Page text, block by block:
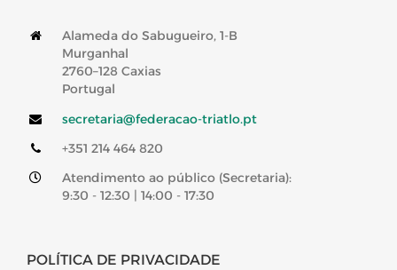
Alameda do Sabugueiro, 1-B
Murganhal
2760–128 Caxias
Portugal
secretaria@federacao-triatlo.pt
+351 214 464 820
Atendimento ao público (Secretaria):
9:30 - 12:30 | 14:00 - 17:30
POLÍTICA DE PRIVACIDADE